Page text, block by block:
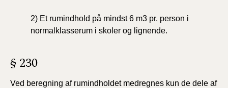
2) Et rumindhold på mindst 6 m3 pr. person i
normalklasserum i skoler og lignende.
§ 230
Ved beregning af rumindholdet medregnes kun de dele af